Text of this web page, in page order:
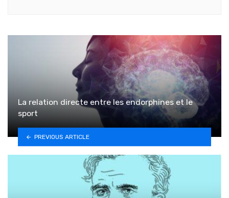
La relation directe entre les endorphines et le
sport
PREVIOUS ARTICLE